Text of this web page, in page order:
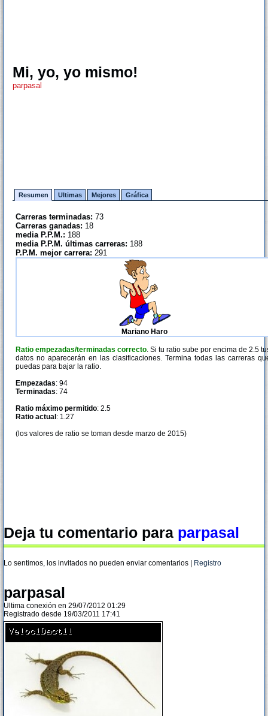
Mi, yo, yo mismo!
parpasal
Resumen Ultimas Mejores Gráfica
Carreras terminadas: 73
Carreras ganadas: 18
media P.P.M.: 188
media P.P.M. últimas carreras: 188
P.P.M. mejor carrera: 291
Mariano Haro
Ratio empezadas/terminadas correcto. Si tu ratio sube por encima de 2.5
datos no aparecerán en las clasificaciones. Termina todas las carreras
puedas para bajar la ratio.
Empezadas: 94
Terminadas: 74
Ratio máximo permitido: 2.5
Ratio actual : 1.27
(los valores de ratio se toman desde marzo de 2015)
Deja tu comentario para parpasal
Lo sentimos, los invitados no pueden enviar comentarios | Registro
parpasal
Ultima conexión en 29/07/2012 01:29
Registrado desde 19/03/2011 17:41